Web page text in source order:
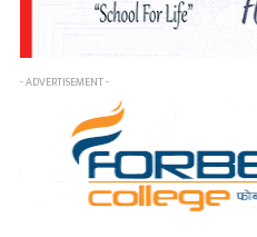
- ADVERTISEMENT -